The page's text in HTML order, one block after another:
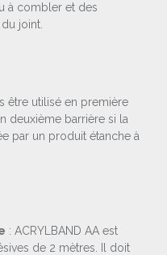
à combler et des
joint.
être utilisé en première
deuxième barrière si la
par un produit étanche à
: ACRYLBAND AA est
de 2 mètres. Il doit